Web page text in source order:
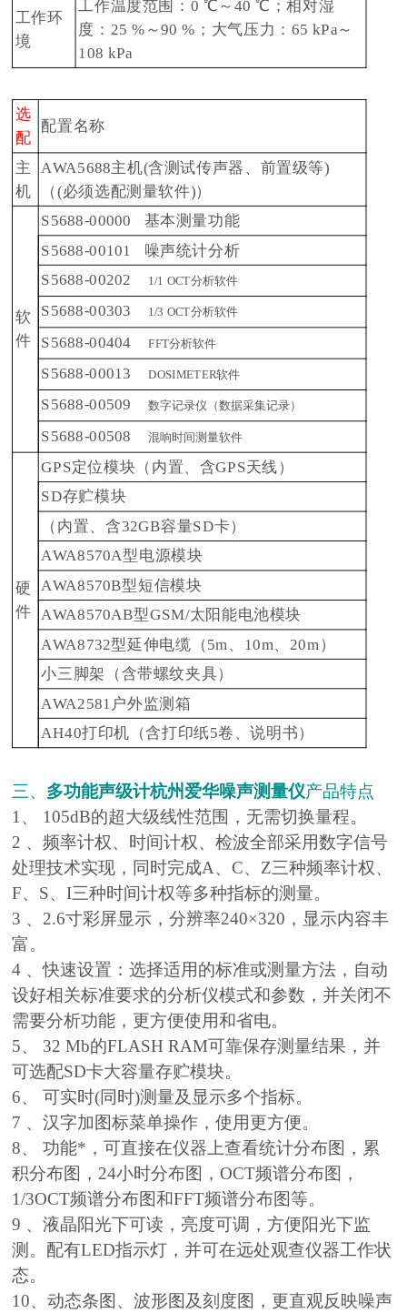
工作环
境
工作温度范围：0 ℃～40 ℃；相对湿
度：25 %～90 %；大气压力：65 kPa～
108 kPa
选
配
配置名称
主
机
AWA5688主机(含测试传声器、前置级等)
（(必须选配测量软件)）
软
件
S5688-00000 基本测量功能
S5688-00101 噪声统计分析
S5688-00202
1/1 OCT分析软件
S5688-00303 1/3 OCT分析软件
S5688-00404 FFT分析软件
S5688-00013 DOSIMETER软件
S5688-00509 数字记录仪（数据采集记录）
S5688-00508 混响时间测量软件
硬
件
GPS定位模块（内置、含GPS天线）
SD存贮模块
（内置、含32GB容量SD卡）
AWA8570A型电源模块
AWA8570B型短信模块
AWA8570AB型GSM/太阳能电池模块
AWA8732型延伸电缆（5m、10m、20m）
小三脚架（含带螺纹夹具）
AWA2581户外监测箱
AH40打印机（含打印纸5卷、说明书）
三、 多功能声级计杭州爱华噪声测量仪产品特点
1、 105dB的超大级线性范围，无需切换量程。
2 、频率计权、时间计权、检波全部采用数字信号
处理技术实现，同时完成A、C、Z三种频率计权、
F、S、I三种时间计权等多种指标的测量。
3 、2.6寸彩屏显示，分辨率240×320，显示内容丰
富。
4 、快速设置：选择适用的标准或测量方法，自动
设好相关标准要求的分析仪模式和参数，并关闭不
需要分析功能，更方便使用和省电。
5、 32 Mb的FLASH RAM可靠保存测量结果，并
可选配SD卡大容量存贮模块。
6、 可实时(同时)测量及显示多个指标。
7 、汉字加图标菜单操作，使用更方便。
8、 功能*，可直接在仪器上查看统计分布图，累
积分布图，24小时分布图，OCT频谱分布图，
1/3OCT频谱分布图和FFT频谱分布图等。
9 、液晶阳光下可读，亮度可调，方便阳光下监
测。配有LED指示灯，并可在远处观查仪器工作状
态。
10、动态条图、波形图及刻度图，更直观反映噪声